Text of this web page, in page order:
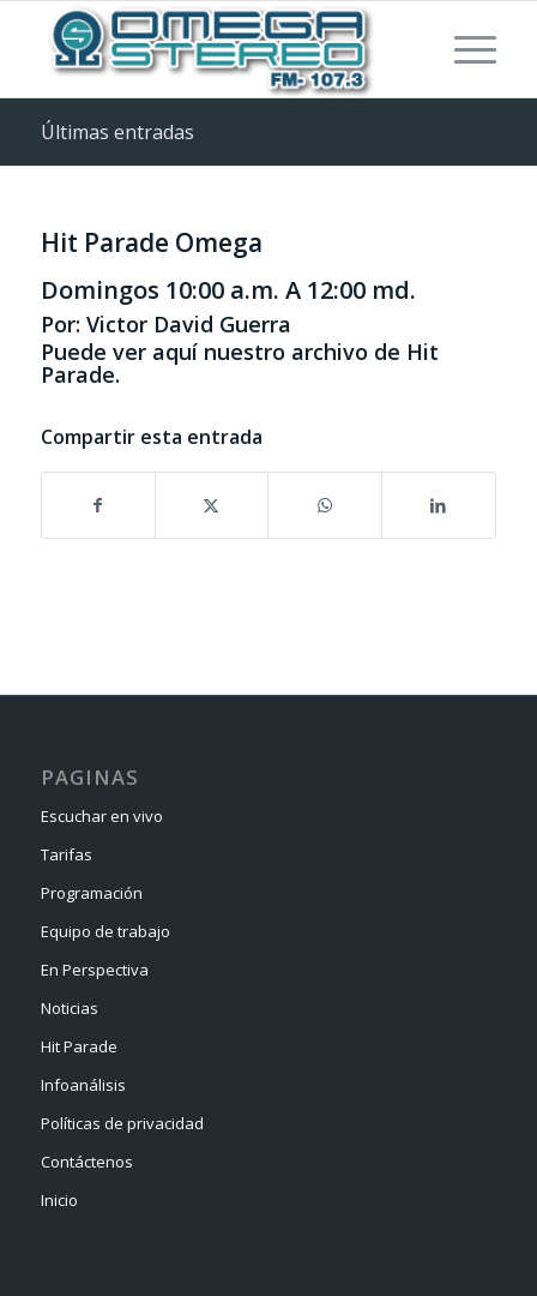
Últimas entradas
Hit Parade Omega
Domingos 10:00 a.m. A 12:00 md.
Por: Victor David Guerra
Puede ver aquí nuestro archivo de Hit
Parade.
Compartir esta entrada
PAGINAS
Escuchar en vivo
Tarifas
Programación
Equipo de trabajo
En Perspectiva
Noticias
Hit Parade
Infoanálisis
Políticas de privacidad
Contáctenos
Inicio